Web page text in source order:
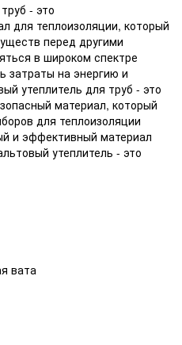
- это
для теплоизоляции, который
перед другими
в широком спектре
затраты на энергию и
утеплитель для труб - это
материал, который
для теплоизоляции
и эффективный материал
утеплитель - это
вата